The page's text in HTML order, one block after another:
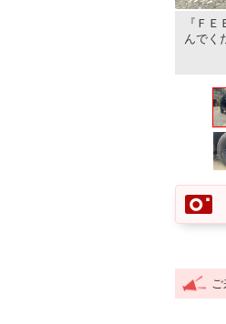
『Ｆ
んでく